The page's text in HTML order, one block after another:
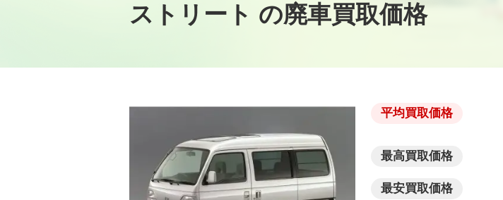
ストリート の廃車買取価格
平均買取価格
最高買取価格
最安買取価格